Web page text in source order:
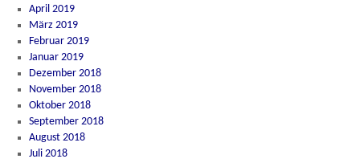
April 2019
März 2019
Februar 2019
Januar 2019
Dezember 2018
November 2018
Oktober 2018
September 2018
August 2018
Juli 2018